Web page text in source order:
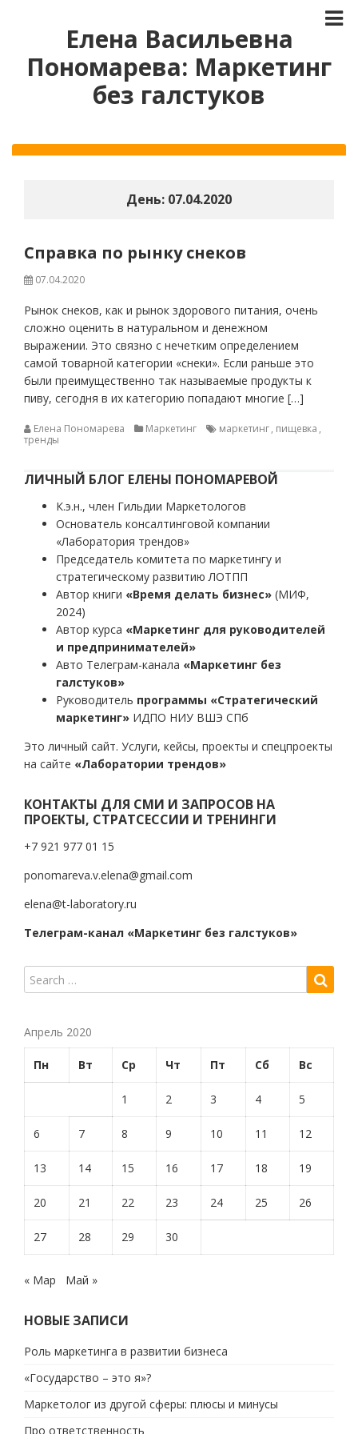
Елена Васильевна
Пономарева: Маркетинг
без галстуков
День: 07.04.2020
Справка по рынку снеков
07.04.2020
Рынок снеков, как и рынок здорового питания, очень
сложно оценить в натуральном и денежном
выражении. Это связно с нечетким определением
самой товарной категории «снеки». Если раньше это
были преимущественно так называемые продукты к
пиву, сегодня в их категорию попадают многие […]
Елена Пономарева Маркетинг маркетинг, пищевка ,
тренды
ЛИЧНЫЙ БЛОГ ЕЛЕНЫ ПОНОМАРЕВОЙ
К.э.н., член Гильдии Маркетологов
Основатель консалтинговой компании
«Лаборатория трендов»
Председатель комитета по маркетингу и
стратегическому развитию ЛОТПП
Автор книги «Время делать бизнес» (МИФ,
2024)
Автор курса «Маркетинг для руководителей
и предпринимателей»
Авто Телеграм-канала «Маркетинг без
галстуков»
Руководитель программы «Стратегический
маркетинг» ИДПО НИУ ВШЭ СПб
Это личный сайт. Услуги, кейсы, проекты и спецпроекты
на сайте «Лаборатории трендов»
КОНТАКТЫ ДЛЯ СМИ И ЗАПРОСОВ НА
ПРОЕКТЫ, СТРАТСЕССИИ И ТРЕНИНГИ
+7 921 977 01 15
ponomareva.v.elena@gmail.com
elena@t-laboratory.ru
Телеграм-канал «Маркетинг без галстуков»
Апрель 2020
Пн Вт Ср Чт Пт Сб Вс
1 2 3 4 5
6 7 8 9 10 11 12
13 14 15 16 17 18 19
20 21 22 23 24 25 26
27 28 29 30
« Мар Май »
НОВЫЕ ЗАПИСИ
Роль маркетинга в развитии бизнеса
«Государство – это я»?
Маркетолог из другой сферы: плюсы и минусы
Про ответственность